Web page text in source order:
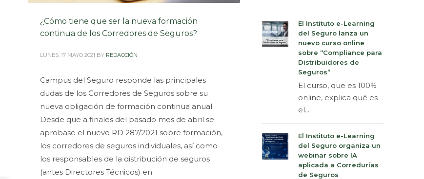
¿Cómo tiene que ser la nueva formación
continua de los Corredores de Seguros?
LUNES, 17 MAYO 2021 BY REDACCIÓN
Campus del Seguro responde las principales
dudas de los Corredores de Seguros sobre su
nueva obligación de formación continua anual
Desde que a finales del pasado mes de abril se
aprobase el nuevo RD 287/2021 sobre formación,
los corredores de seguros individuales, así como
los responsables de la distribución de seguros
(antes Directores Técnicos) en
El Instituto e-Learning
del Seguro lanza un
nuevo curso online
sobre “Compliance para
Distribuidores de
Seguros”
El curso, que es 100%
online, explica qué es
el...
El Instituto e-Learning
del Seguro organiza un
webinar sobre IA
aplicada a Corredurías
de Seguros